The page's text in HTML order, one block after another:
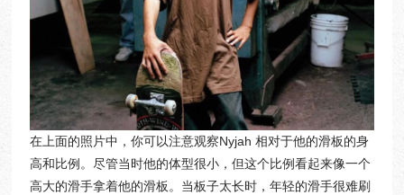
在上面的照片中，你可以注意观察Nyjah 相对于他的滑板的身
高和比例。尽管当时他的体型很小，但这个比例看起来像一个
高大的滑手拿着他的滑板。当板子太长时，年轻的滑手很难刷